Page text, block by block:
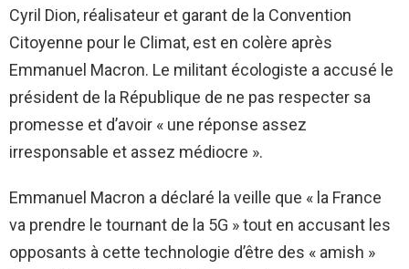
Cyril Dion, réalisateur et garant de la Convention
Citoyenne pour le Climat, est en colère après
Emmanuel Macron. Le militant écologiste a accusé le
président de la République de ne pas respecter sa
promesse et d’avoir « une réponse assez
irresponsable et assez médiocre ».
Emmanuel Macron a déclaré la veille que « la France
va prendre le tournant de la 5G » tout en accusant les
opposants à cette technologie d’être des « amish »